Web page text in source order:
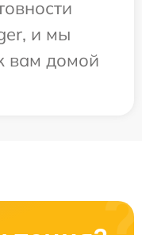
и мы
вам домой